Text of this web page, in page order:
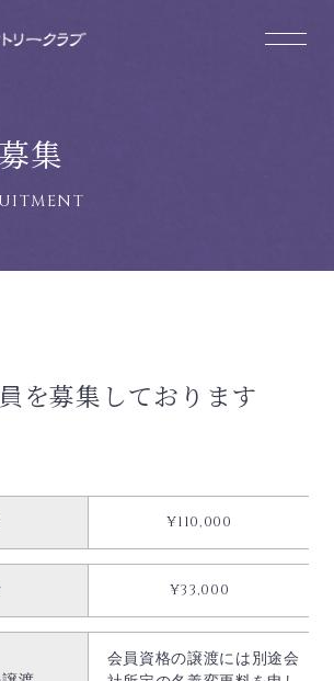
集
を募集しております
¥110,000
¥33,000
会員資格の譲渡には別途会